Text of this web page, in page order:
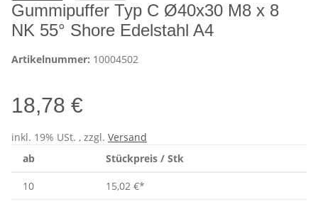
Gummipuffer Typ C Ø40x30 M8 x 8
NK 55° Shore Edelstahl A4
Artikelnummer: 10004502
18,78 €
inkl. 19% USt. , zzgl. Versand
ab
Stückpreis / Stk
10 15,02 €*